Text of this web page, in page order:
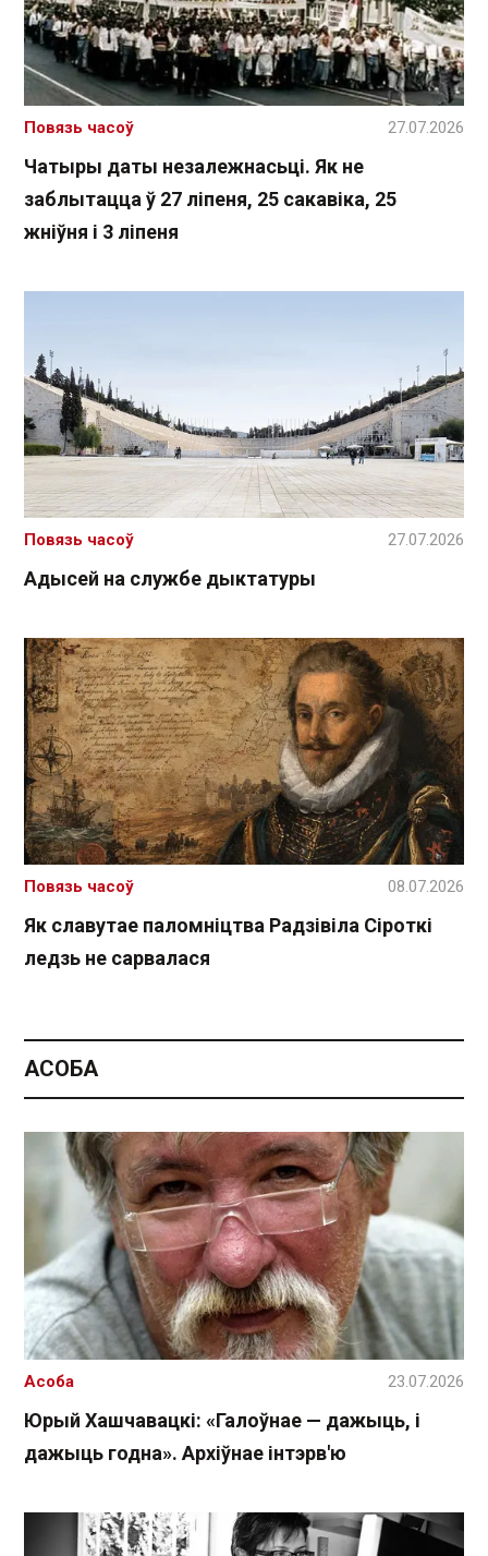
Чатыры даты незалежнасьці. Як не
заблытацца ў 27 ліпеня, 25 сакавіка, 25
жніўня і 3 ліпеня
Повязь часоў 27.07.2026
Адысей на службе дыктатуры
Повязь часоў 27.07.2026
Як славутае паломніцтва Радзівіла Сіроткі
ледзь не сарвалася
Повязь часоў 08.07.2026
АСОБА
Юрый Хашчавацкі: «Галоўнае — дажыць, і
дажыць годна». Архіўнае інтэрв'ю
Асоба 23.07.2026